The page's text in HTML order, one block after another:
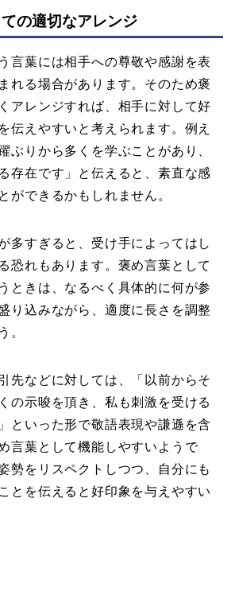
の適切なアレンジ
言葉には相手への尊敬や感謝を表
れる場合があります。そのため褒
アレンジすれば、相手に対して好
伝えやすいと考えられます。例え
ぶりから多くを学ぶことがあり、
存在です」と伝えると、素直な感
ができるかもしれません。
多すぎると、受け手によってはし
恐れもあります。褒め言葉として
ときは、なるべく具体的に何が参
り込みながら、適度に長さを調整
。
先などに対しては、「以前からそ
の示唆を頂き、私も刺激を受ける
といった形で敬語表現や謙遜を含
言葉として機能しやすいようで
勢をリスペクトしつつ、自分にも
とを伝えると好印象を与えやすい